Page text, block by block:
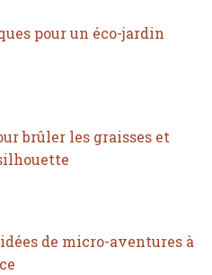
pour un éco-jardin
brûler les graisses et
de micro-aventures à